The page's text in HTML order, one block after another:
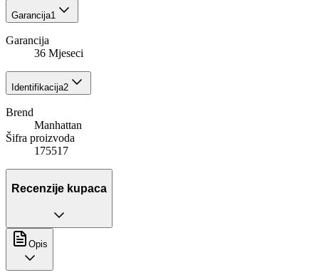
Garancija1
Garancija
36 Mjeseci
Identifikacija2
Brend
Manhattan
Šifra proizvoda
175517
Recenzije kupaca
Opis